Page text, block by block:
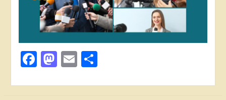
Facebook
Mastodon
EmailПоділитися